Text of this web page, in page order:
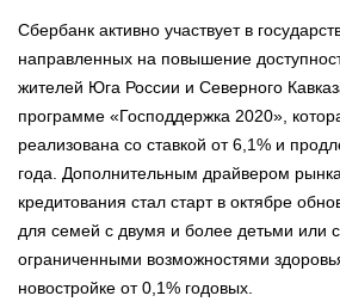
Сбербанк активно участвует в
направленных на повышение
жителей Юга России и Северного
программе «Господдержка 2020»,
реализована со ставкой от 6,1% и
года. Дополнительным драйвером
кредитования стал старт в октябре
для семей с двумя и более детьми или
ограниченными возможностями
новостройке от 0,1% годовых.